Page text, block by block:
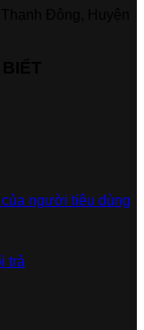
người tiêu dùng
trả